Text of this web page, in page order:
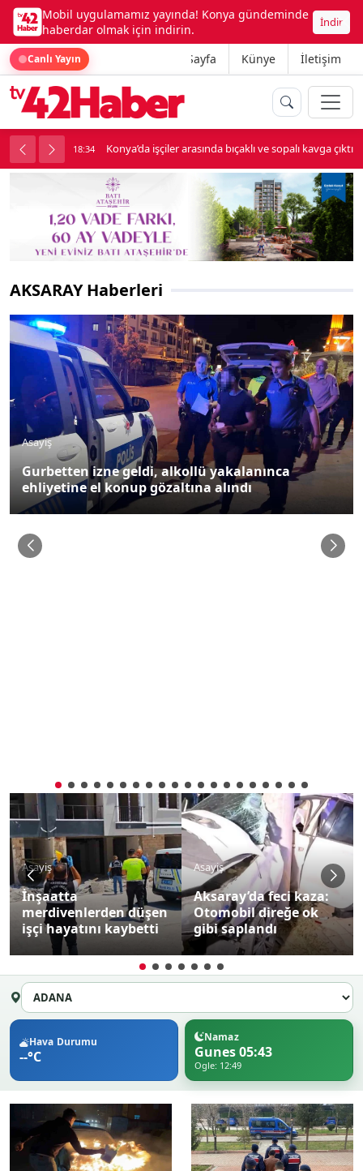
Mobil uygulamamız yayında! Konya gündeminde
haberdar olmak için indirin.
İndir
Canlı Yayın Ana Sayfa Künye İletişim
kavga çıktı 18:34 Lüks otomobille kar maskeli milyonluk soygun
AKSARAY Haberleri
Asayiş
"Kelepçe vuramazlar, imkansız" dedi,
kelepçelenip gözaltına alındı
Asayiş
Aksaray’da feci kaza:
Otomobil direğe ok
gibi saplandı
Asayiş
Okul çıkışı parkta
bıçaklı kavga: 2 çocuk
bıçaklanarak
yaralandı
Hava Durumu
--°C
Namaz
Gunes 05:43
Ogle: 12:49